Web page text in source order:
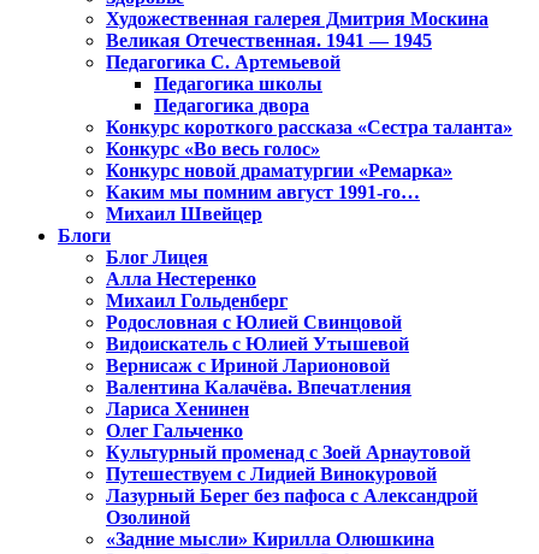
Художественная галерея Дмитрия Москина
Великая Отечественная. 1941 — 1945
Педагогика С. Артемьевой
Педагогика школы
Педагогика двора
Конкурс короткого рассказа «Сестра таланта»
Конкурс «Во весь голос»
Конкурс новой драматургии «Ремарка»
Каким мы помним август 1991-го…
Михаил Швейцер
Блоги
Блог Лицея
Алла Нестеренко
Михаил Гольденберг
Родословная с Юлией Свинцовой
Видоискатель с Юлией Утышевой
Вернисаж с Ириной Ларионовой
Валентина Калачёва. Впечатления
Лариса Хенинен
Олег Гальченко
Культурный променад с Зоей Арнаутовой
Путешествуем с Лидией Винокуровой
Лазурный Берег без пафоса с Александрой
Озолиной
«Задние мысли» Кирилла Олюшкина